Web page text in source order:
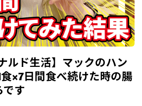
ルド生活】マックのハン
×7日間食べ続けた時の腸
です